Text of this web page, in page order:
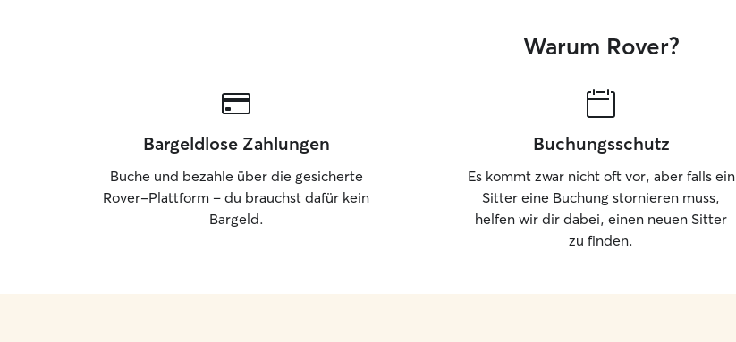
Warum Rover?
Bargeldlose Zahlungen
Buche und bezahle über die gesicherte
Rover-Plattform – du brauchst dafür kein
Bargeld.
Buchungsschutz
Es kommt zwar nicht oft vor, aber falls ein
Sitter eine Buchung stornieren muss,
helfen wir dir dabei, einen neuen Sitter
zu finden.